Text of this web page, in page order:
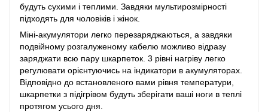
будуть сухими і теплими. Завдяки мультирозмірності
підходять для чоловіків і жінок.
Міні-акумулятори легко перезаряджаються, а завдяки
подвійному розгалуженому кабелю можливо відразу
заряджати всю пару шкарпеток. 3 рівні нагріву легко
регулювати орієнтуючись на індикатори в акумуляторах.
Відповідно до встановленого вами рівня температури,
шкарпетки з підігрівом будуть зберігати ваші ноги в теплі
протягом усього дня.